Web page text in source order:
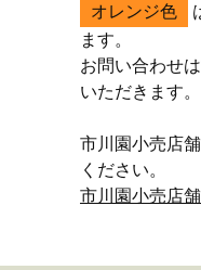
オレンジ色
ます。
お問い合わせ
いただきます。
市川園小売店
ください。
市川園小売店